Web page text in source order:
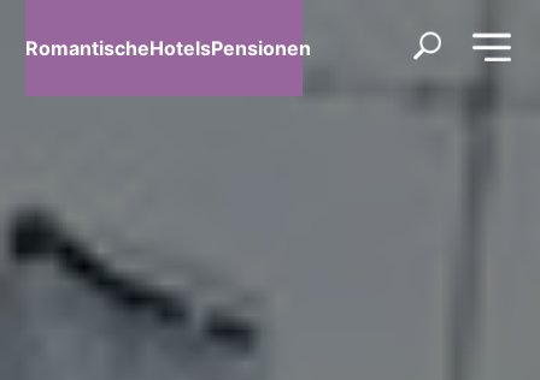
RomantischeHotelsPensionen